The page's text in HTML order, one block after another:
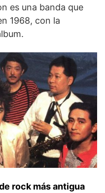
es una banda que
1968, con la
rock más antigua